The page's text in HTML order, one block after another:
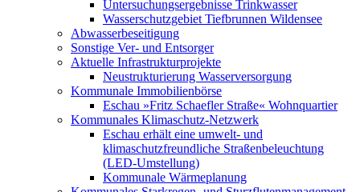
Untersuchungsergebnisse Trinkwasser
Wasserschutzgebiet Tiefbrunnen Wildensee
Abwasserbeseitigung
Sonstige Ver- und Entsorger
Aktuelle Infrastrukturprojekte
Neustrukturierung Wasserversorgung
Kommunale Immobilienbörse
Eschau »Fritz Schaefler Straße« Wohnquartier
Kommunales Klimaschutz-Netzwerk
Eschau erhält eine umwelt- und
klimaschutzfreundliche Straßenbeleuchtung
(LED-Umstellung)
Kommunale Wärmeplanung